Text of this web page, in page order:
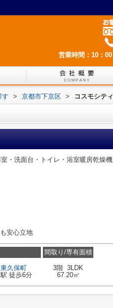
営業時間：10：
す > 京都市下京区 > コスモシテ
・洗面台・トイレ・浴室暖房乾燥
安心立地
久保町
駅 徒歩6分
間取り/専有面積
3階 3LDK
67.20㎡